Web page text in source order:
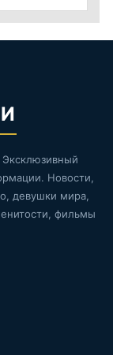
Новости,
девушки мира,
фильмы